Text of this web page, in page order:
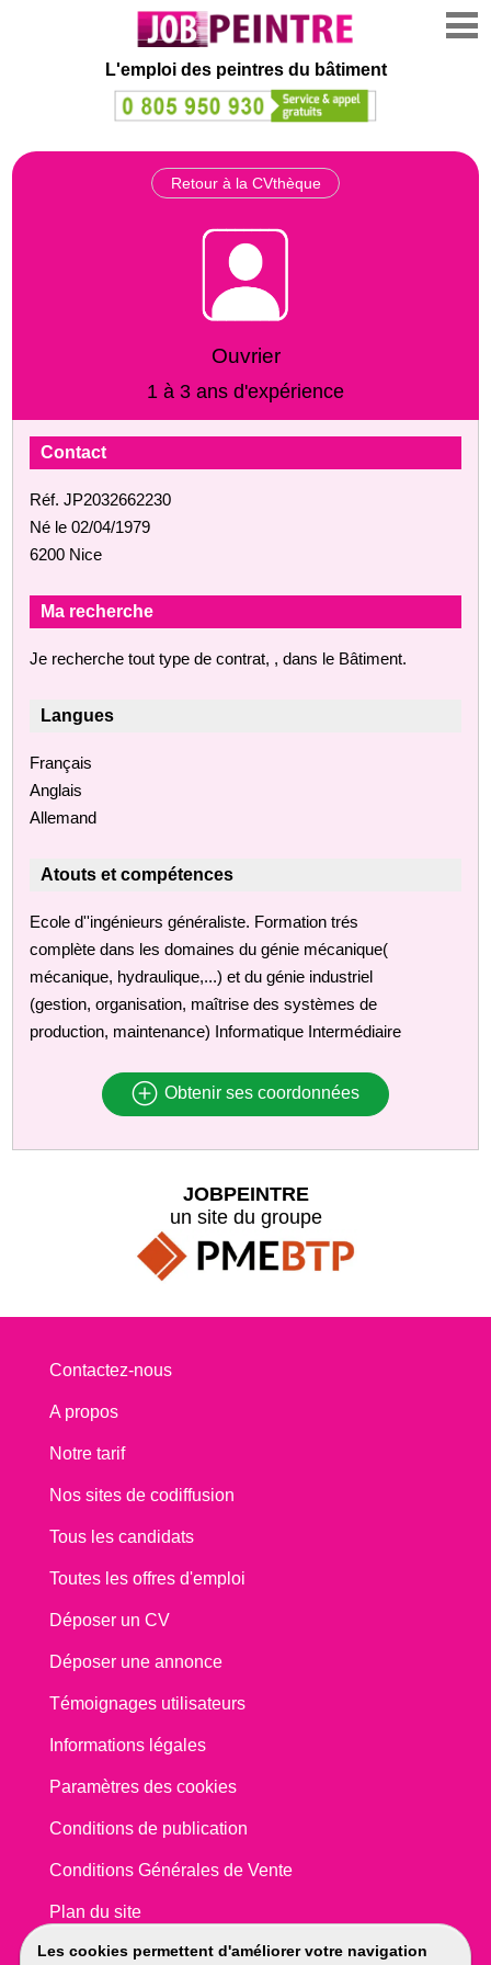
L'emploi des peintres du bâtiment
Retour à la CVthèque
Ouvrier
1 à 3 ans d'expérience
Contact
Réf. JP2032662230
Né le 02/04/1979
6200 Nice
Ma recherche
Je recherche tout type de contrat, , dans le Bâtiment.
Langues
Français
Anglais
Allemand
Atouts et compétences
Ecole d''ingénieurs généraliste. Formation trés
complète dans les domaines du génie mécanique(
mécanique, hydraulique,...) et du génie industriel
(gestion, organisation, maîtrise des systèmes de
production, maintenance) Informatique Intermédiaire
Obtenir ses coordonnées
Les cookies permettent d'améliorer votre navigation
JOBPEINTRE
un site du groupe
Contactez-nous
A propos
Notre tarif
Nos sites de codiffusion
Tous les candidats
Toutes les offres d'emploi
Déposer un CV
Déposer une annonce
Témoignages utilisateurs
Informations légales
Paramètres des cookies
Conditions de publication
Conditions Générales de Vente
Plan du site